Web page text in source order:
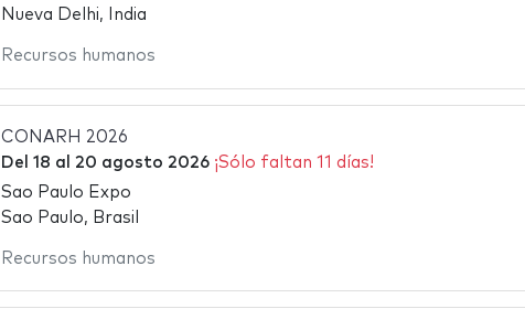
Nueva Delhi, India
Recursos humanos
CONARH 2026
Del 18 al 20 agosto 2026 ¡Sólo faltan 11 días!
Sao Paulo Expo
Sao Paulo, Brasil
Recursos humanos